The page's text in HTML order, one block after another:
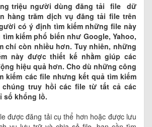
triệu người dùng đăng tải file dữ
hàng trăm dịch vụ đăng tải file trên
có ý định tìm kiếm những file này
kiếm phổ biến như Google, Yahoo,
chí còn nhiều hơn. Tuy nhiên, những
này được thiết kế nhằm giúp các
hiệu quả hơn. Cho dù những công
kiếm các file nhưng kết quả tìm kiếm
truy hồi các file từ tất cả các
số khổng lồ.
được đăng tải cụ thể hơn hoặc được lưu